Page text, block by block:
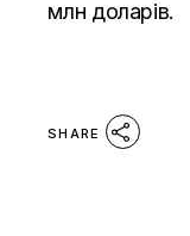
млн доларів.
SHARE